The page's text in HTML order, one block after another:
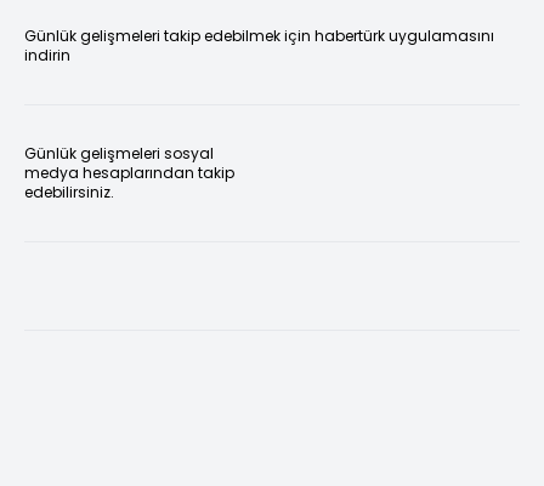
Günlük gelişmeleri takip edebilmek için habertürk uygulamasını
indirin
Günlük gelişmeleri sosyal
medya hesaplarından takip
edebilirsiniz.